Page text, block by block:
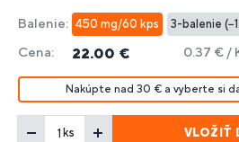
Balenie: 450 mg/60 kps 3-balenie
Cena: 22.00 € 0.37 € /
Nakúpte nad 30 € a vyberte si
ks VLOŽIŤ